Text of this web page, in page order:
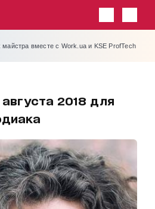
вместе с Work.ua и KSE ProfTech
августа 2018 для